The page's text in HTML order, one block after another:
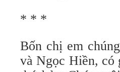
* * *
Bốn chị em
và Ngọc Hiền, có